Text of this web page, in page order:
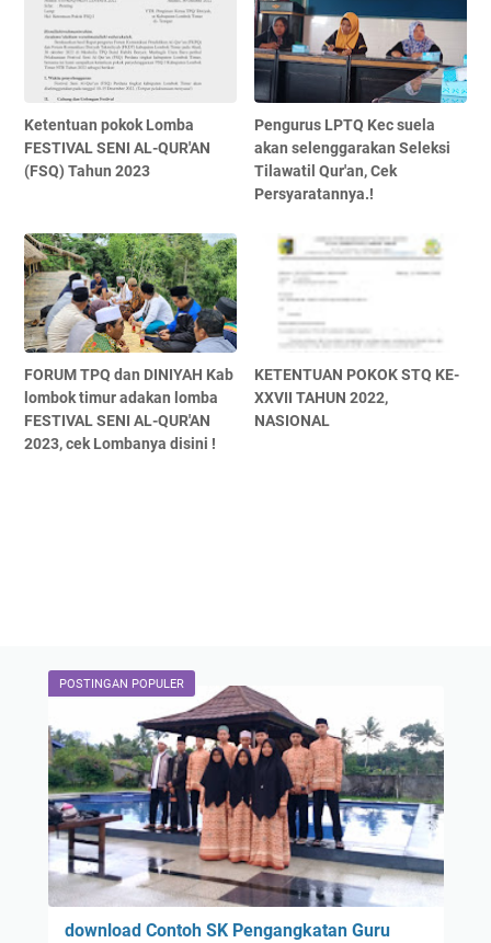
Ketentuan pokok Lomba
FESTIVAL SENI AL-QUR'AN
(FSQ) Tahun 2023
Pengurus LPTQ Kec suela
akan selenggarakan Seleksi
Tilawatil Qur'an, Cek
Persyaratannya.!
FORUM TPQ dan DINIYAH Kab
lombok timur adakan lomba
FESTIVAL SENI AL-QUR'AN
2023, cek Lombanya disini !
KETENTUAN POKOK STQ KE-
XXVII TAHUN 2022,
NASIONAL
POSTINGAN POPULER
download Contoh SK Pengangkatan Guru